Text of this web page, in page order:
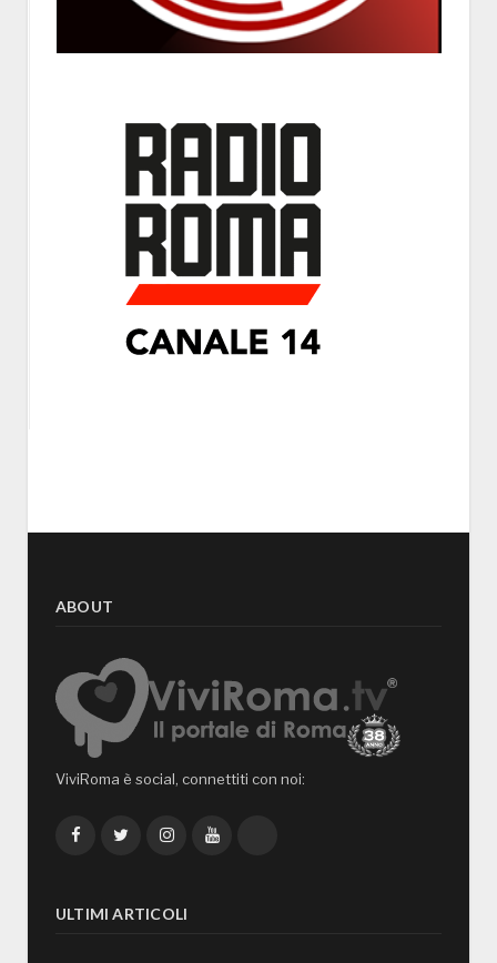
ABOUT
ViviRoma è social, connettiti con noi:
FacebookTwitterInstagramYouTube
ULTIMI ARTICOLI